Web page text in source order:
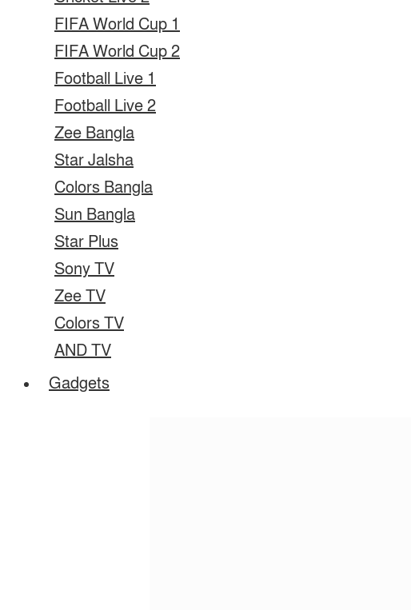
FIFA World Cup 1
FIFA World Cup 2
Football Live 1
Football Live 2
Zee Bangla
Star Jalsha
Colors Bangla
Sun Bangla
Star Plus
Sony TV
Zee TV
Colors TV
AND TV
Gadgets